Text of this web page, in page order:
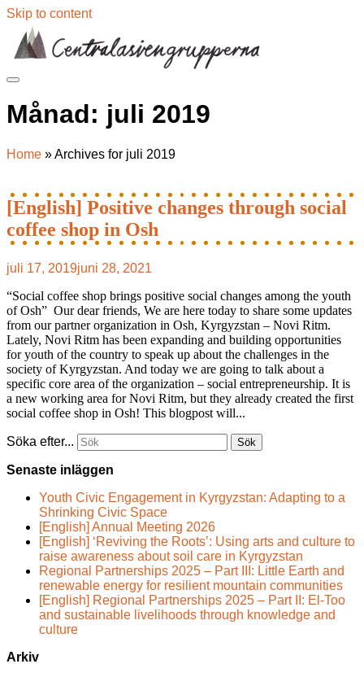
Skip to content
Månad: juli 2019
Home »Archives for juli 2019
[English] Positive changes through social
coffee shop in Osh
juli 17, 2019juni 28, 2021
“Social coffee shop brings positive social changes among the youth
of Osh” Our dear friends, We are here today to share some updates
from our partner organization in Osh, Kyrgyzstan – Novi Ritm.
Lately, Novi Ritm has been expanding and building opportunities
for youth of the country to speak up about the challenges in the
society of Kyrgyzstan. And today we are going to talk about a
specific core area of the organization – social entrepreneurship. It is
a new working area for Novi Ritm, but they already created the first
social coffee shop in Osh! This blogpost will...
Söka efter...
Senaste inläggen
Youth Civic Engagement in Kyrgyzstan: Adapting to a
Shrinking Civic Space
[English] Annual Meeting 2026
[English] ‘Reviving the Roots’: Using arts and culture to
raise awareness about soil care in Kyrgyzstan
Regional Partnerships 2025 – Part III: Little Earth and
renewable energy for resilient mountain communities
[English] Regional Partnerships 2025 – Part II: El-Too
and sustainable livelihoods through knowledge and
culture
Arkiv